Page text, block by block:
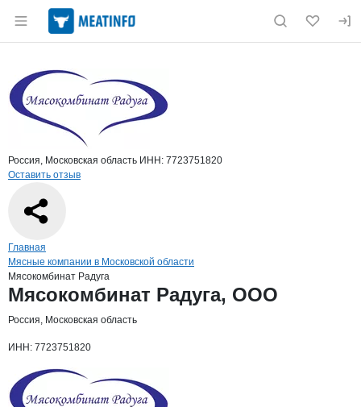
Раздел навигации по сайту meatinfo.ru
Страница компании
Страница компании
Краткая информация о компании
Россия, Московская область ИНН: 7723751820
Оставить отзыв
Навигация по сайту
Главная
Мясные компании в Московской области
Мясокомбинат Радуга
Основная информация о компании
Мясокомбинат Радуга, ООО
Россия, Московская область
ИНН: 7723751820